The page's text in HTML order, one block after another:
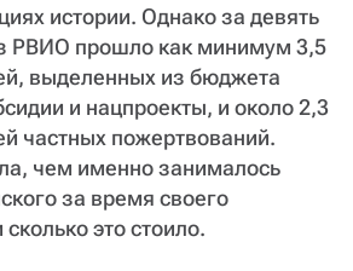
истории. Однако за девять
РВИО прошло как минимум 3,5
выделенных из бюджета
и нацпроекты, и около 2,3
частных пожертвований.
чем именно занималось
за время своего
это стоило.